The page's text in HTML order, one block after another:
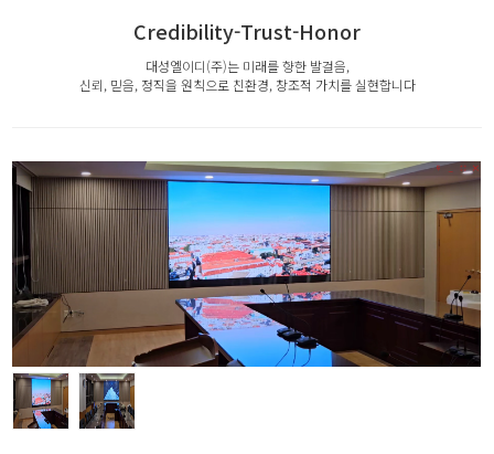
Credibility-Trust-Honor
대성엘이디(주)는 미래를 향한 발걸음,
신뢰, 믿음, 정직을 원칙으로 친환경, 창조적 가치를 실현합니다